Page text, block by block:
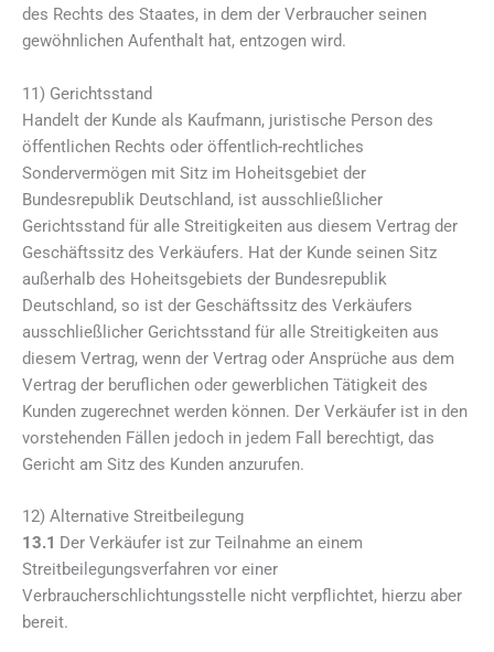
des Rechts des Staates, in dem der Verbraucher seinen
gewöhnlichen Aufenthalt hat, entzogen wird.
11) Gerichtsstand
Handelt der Kunde als Kaufmann, juristische Person des
öffentlichen Rechts oder öffentlich-rechtliches
Sondervermögen mit Sitz im Hoheitsgebiet der
Bundesrepublik Deutschland, ist ausschließlicher
Gerichtsstand für alle Streitigkeiten aus diesem Vertrag der
Geschäftssitz des Verkäufers. Hat der Kunde seinen Sitz
außerhalb des Hoheitsgebiets der Bundesrepublik
Deutschland, so ist der Geschäftssitz des Verkäufers
ausschließlicher Gerichtsstand für alle Streitigkeiten aus
diesem Vertrag, wenn der Vertrag oder Ansprüche aus dem
Vertrag der beruflichen oder gewerblichen Tätigkeit des
Kunden zugerechnet werden können. Der Verkäufer ist in den
vorstehenden Fällen jedoch in jedem Fall berechtigt, das
Gericht am Sitz des Kunden anzurufen.
12) Alternative Streitbeilegung
13.1 Der Verkäufer ist zur Teilnahme an einem
Streitbeilegungsverfahren vor einer
Verbraucherschlichtungsstelle nicht verpflichtet, hierzu aber
bereit.